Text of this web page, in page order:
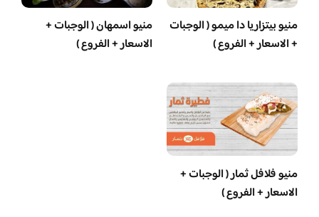
منيو بيتزاريا دا ميمو ( الوجبات
+ الاسعار + الفروع )
منيو اسمهان ( الوجبات +
الاسعار + الفروع )
منيو فلافل ثمار ( الوجبات +
الاسعار + الفروع )